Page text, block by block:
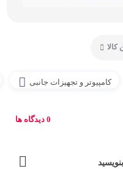
کالا
کامپیوتر و تجهیزات جانبی
0 دیدگاه ها